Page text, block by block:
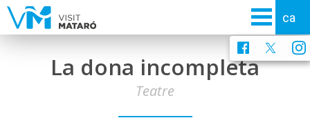
La dona incompleta
Teatre